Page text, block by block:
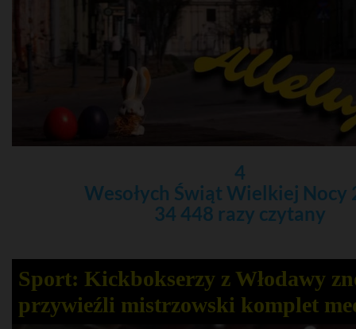
4
Wesołych Świąt Wielkiej Nocy
34 448 razy czytany
Sport: Kickbokserzy z Włodawy
przywieźli mistrzowski komplet